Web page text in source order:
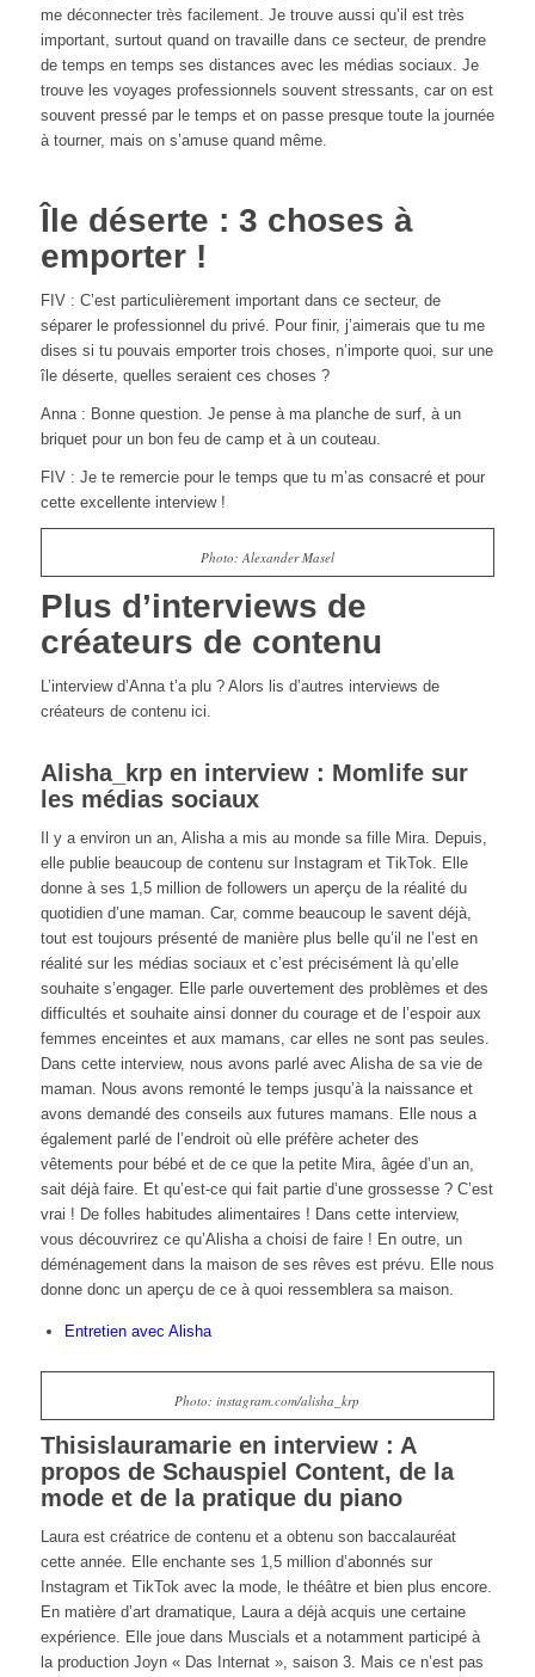
me déconnecter très facilement. Je trouve aussi qu’il est très
important, surtout quand on travaille dans ce secteur, de prendre
de temps en temps ses distances avec les médias sociaux. Je
trouve les voyages professionnels souvent stressants, car on est
souvent pressé par le temps et on passe presque toute la journée
à tourner, mais on s’amuse quand même.
Île déserte : 3 choses à
emporter !
FIV : C’est particulièrement important dans ce secteur, de
séparer le professionnel du privé. Pour finir, j’aimerais que tu me
dises si tu pouvais emporter trois choses, n’importe quoi, sur une
île déserte, quelles seraient ces choses ?
Anna : Bonne question. Je pense à ma planche de surf, à un
briquet pour un bon feu de camp et à un couteau.
FIV : Je te remercie pour le temps que tu m’as consacré et pour
cette excellente interview !
Photo: Alexander Masel
Plus d’interviews de
créateurs de contenu
L’interview d’Anna t’a plu ? Alors lis d’autres interviews de
créateurs de contenu ici.
Alisha_krp en interview : Momlife sur
les médias sociaux
Il y a environ un an, Alisha a mis au monde sa fille Mira. Depuis,
elle publie beaucoup de contenu sur Instagram et TikTok. Elle
donne à ses 1,5 million de followers un aperçu de la réalité du
quotidien d’une maman. Car, comme beaucoup le savent déjà,
tout est toujours présenté de manière plus belle qu’il ne l’est en
réalité sur les médias sociaux et c’est précisément là qu’elle
souhaite s’engager. Elle parle ouvertement des problèmes et des
difficultés et souhaite ainsi donner du courage et de l’espoir aux
femmes enceintes et aux mamans, car elles ne sont pas seules.
Dans cette interview, nous avons parlé avec Alisha de sa vie de
maman. Nous avons remonté le temps jusqu’à la naissance et
avons demandé des conseils aux futures mamans. Elle nous a
également parlé de l’endroit où elle préfère acheter des
vêtements pour bébé et de ce que la petite Mira, âgée d’un an,
sait déjà faire. Et qu’est-ce qui fait partie d’une grossesse ? C’est
vrai ! De folles habitudes alimentaires ! Dans cette interview,
vous découvrirez ce qu’Alisha a choisi de faire ! En outre, un
déménagement dans la maison de ses rêves est prévu. Elle nous
donne donc un aperçu de ce à quoi ressemblera sa maison.
Entretien avec Alisha
Photo: instagram.com/alisha_krp
Thisislauramarie en interview : A
propos de Schauspiel Content, de la
mode et de la pratique du piano
Laura est créatrice de contenu et a obtenu son baccalauréat
cette année. Elle enchante ses 1,5 million d’abonnés sur
Instagram et TikTok avec la mode, le théâtre et bien plus encore.
En matière d’art dramatique, Laura a déjà acquis une certaine
expérience. Elle joue dans Muscials et a notamment participé à
la production Joyn « Das Internat », saison 3. Mais ce n’est pas